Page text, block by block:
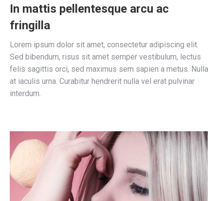
In mattis pellentesque arcu ac
fringilla
Lorem ipsum dolor sit amet, consectetur adipiscing elit.
Sed bibendum, risus sit amet semper vestibulum, lectus
felis sagittis orci, sed maximus sem sapien a metus. Nulla
at iaculis urna. Curabitur hendrerit nulla vel erat pulvinar
interdum.